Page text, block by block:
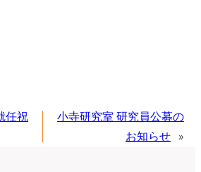
任祝
小寺研究室 研究員公募の
お知らせ
»